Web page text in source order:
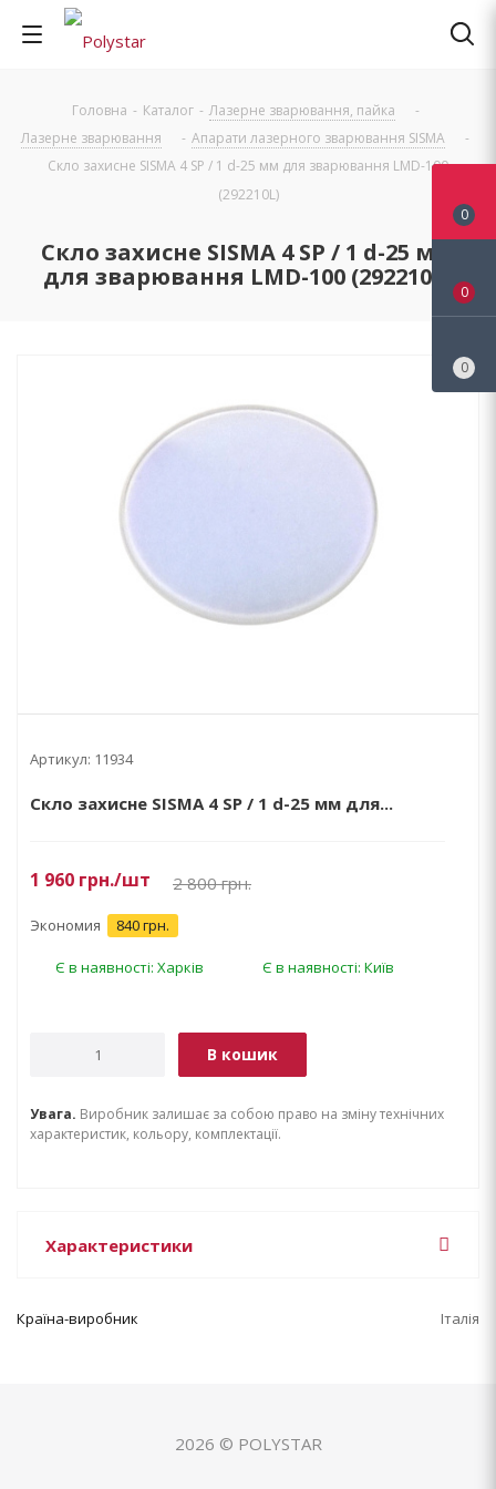
Головна - Каталог - Лазерне зварювання, пайка
-
Лазерне зварювання
- Апарати лазерного зварювання SISMA
-
Скло захисне SISMA 4 SP / 1 d-25 мм для зварювання LMD-100
(292210L)
Скло захисне SISMA 4 SP / 1 d-25 мм
для зварювання LMD-100 (292210L)
Артикул: 11934
Скло захисне SISMA 4 SP / 1 d-25 мм для...
1 960 грн./шт 2 800грн.
Экономия 840 грн.
Є в наявності: Харків Є в наявності: Київ
В кошик
Увага. Виробник залишає за собою право на зміну технічних
характеристик, кольору, комплектації.
Характеристики
Країна-виробник Італія
2026 © POLYSTAR
0
0
0